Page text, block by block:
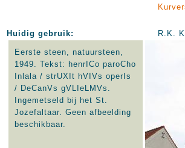
Huidig gebruik: R.K.
Eerste steen, natuursteen,
1949. Tekst: henrICo paroCho
Inlala / strUXIt hVIVs operIs
/ DeCanVs gVLIeLMVs.
Ingemetseld bij het St.
Jozefaltaar. Geen afbeelding
beschikbaar.